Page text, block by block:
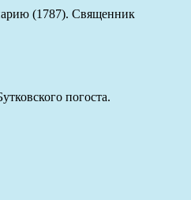
(1787). Священник
погоста.